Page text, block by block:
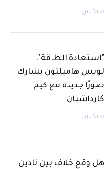
ميكس
"استعادة الطاقة"..
لويس هاميلتون يشارك
صورًا جديدة مع كيم
كارداشيان
ميكس
هل وقع خلاف بين نادين